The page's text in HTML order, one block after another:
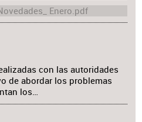
con las autoridades
de abordar los problemas
los…